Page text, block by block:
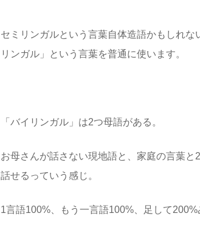
セミリンガルという言葉自体造語かもしれ
リンガル」という言葉を普通に使います。
「バイリンガル」は2つ母語がある。
お母さんが話さない現地語と、家庭の言葉
話せるっていう感じ。
1言語100%、もう一言語100%、足して200%